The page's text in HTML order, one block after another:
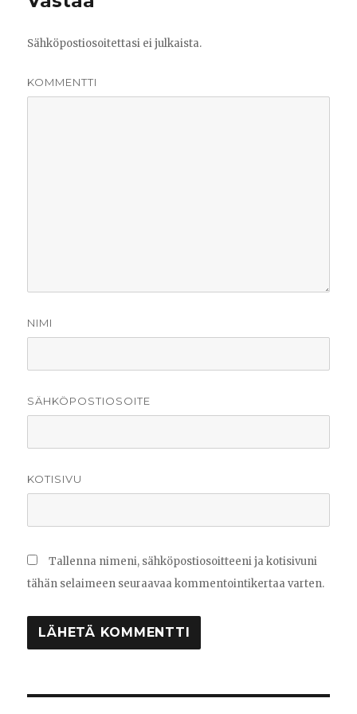
Sähköpostiosoitettasi ei julkaista.
KOMMENTTI
NIMI
SÄHKÖPOSTIOSOITE
KOTISIVU
Tallenna nimeni, sähköpostiosoitteeni ja kotisivuni
tähän selaimeen seuraavaa kommentointikertaa varten.